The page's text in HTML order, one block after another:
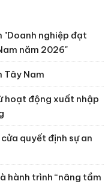
"Doanh nghiệp đạt
năm 2026"
Tây Nam
hoạt động xuất nhập
quyết định sự an
hành trình “nâng tầm